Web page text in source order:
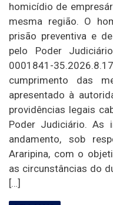
homicídio de
mesma região. O
prisão preventiva e
pelo Poder
0001841-
cumprimento das
apresentado à
providências legais
Poder Judiciário. As
andamento, sob
Araripina, com o
as circunstâncias do
[…]